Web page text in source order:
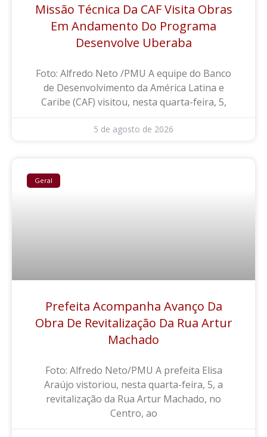
Missão Técnica Da CAF Visita Obras
Em Andamento Do Programa
Desenvolve Uberaba
Foto: Alfredo Neto /PMU A equipe do Banco
de Desenvolvimento da América Latina e
Caribe (CAF) visitou, nesta quarta-feira, 5,
5 de agosto de 2026
Geral
Prefeita Acompanha Avanço Da
Obra De Revitalização Da Rua Artur
Machado
Foto: Alfredo Neto/PMU A prefeita Elisa
Araújo vistoriou, nesta quarta-feira, 5, a
revitalização da Rua Artur Machado, no
Centro, ao